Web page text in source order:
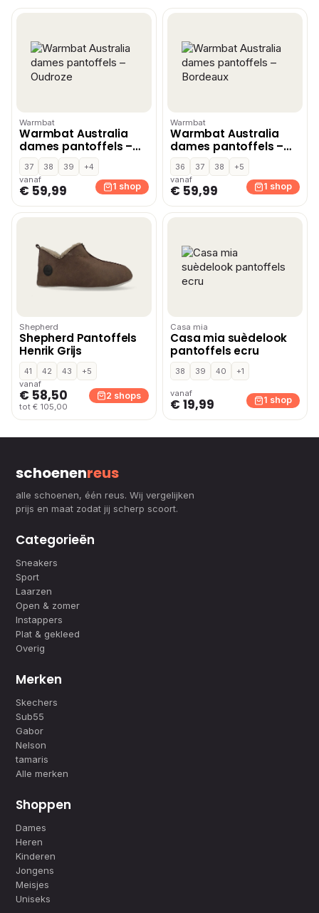
Warmbat
Warmbat Australia
dames pantoffels –
Oudroze
37 38 39
+4
vanaf
€ 59,99 1 shop
Warmbat
Warmbat Australia
dames pantoffels –
Bordeaux
36 37 38
+5
vanaf
€ 59,99 1 shop
Shepherd
Shepherd Pantoffels
Henrik Grijs
41 42 43
+5
vanaf
€ 58,50
tot € 105,00
2 shops
Casa mia
Casa mia suèdelook
pantoffels ecru
38 39 40 +1
vanaf
€ 19,99 1 shop
schoenenreus
alle schoenen, één reus. Wij vergelijken
prijs en maat zodat jij scherp scoort.
Categorieën
Sneakers
Sport
Laarzen
Open & zomer
Instappers
Plat & gekleed
Overig
Merken
Skechers
Sub55
Gabor
Nelson
tamaris
Alle merken
Shoppen
Dames
Heren
Kinderen
Jongens
Meisjes
Uniseks